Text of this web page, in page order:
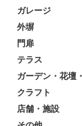
ガレージ
外塀
門扉
テラス
ガーデン・花壇
クラフト
店舗・施設